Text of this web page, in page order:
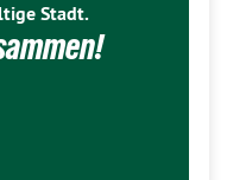
Stadt.